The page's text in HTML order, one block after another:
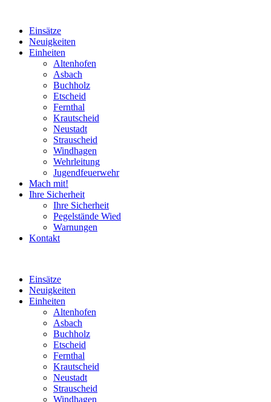
Einsätze
Neuigkeiten
Einheiten
Altenhofen
Asbach
Buchholz
Etscheid
Fernthal
Krautscheid
Neustadt
Strauscheid
Windhagen
Wehrleitung
Jugendfeuerwehr
Mach mit!
Ihre Sicherheit
Ihre Sicherheit
Pegelstände Wied
Warnungen
Kontakt
Einsätze
Neuigkeiten
Einheiten
Altenhofen
Asbach
Buchholz
Etscheid
Fernthal
Krautscheid
Neustadt
Strauscheid
Windhagen